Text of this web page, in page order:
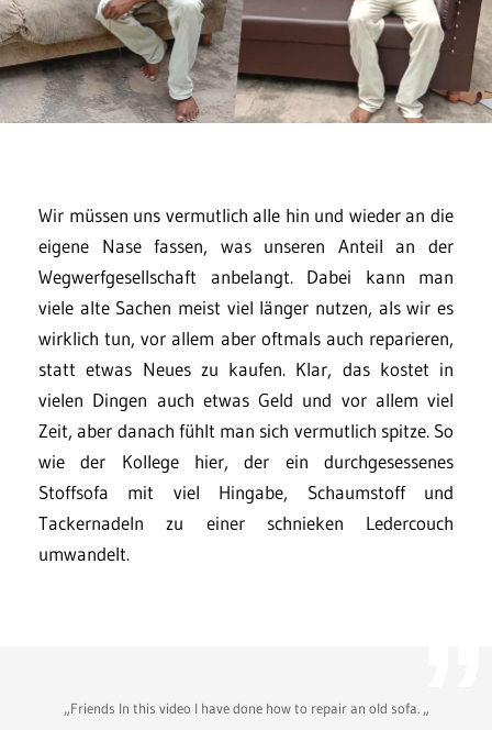
Wir müssen uns vermutlich alle hin und wieder an die
eigene Nase fassen, was unseren Anteil an der
Wegwerfgesellschaft anbelangt. Dabei kann man
viele alte Sachen meist viel länger nutzen, als wir es
wirklich tun, vor allem aber oftmals auch reparieren,
statt etwas Neues zu kaufen. Klar, das kostet in
vielen Dingen auch etwas Geld und vor allem viel
Zeit, aber danach fühlt man sich vermutlich spitze. So
wie der Kollege hier, der ein durchgesessenes
Stoffsofa mit viel Hingabe, Schaumstoff und
Tackernadeln zu einer schnieken Ledercouch
umwandelt.
„Friends In this video I have done how to repair an old sofa. „